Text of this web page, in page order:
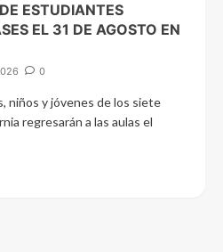
ESTUDIANTES
EL 31 DE AGOSTO EN
0
niños y jóvenes de los siete
regresarán a las aulas el